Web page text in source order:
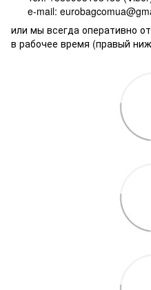
e-mail:
или мы всегда оперативно
в рабочее время (правый